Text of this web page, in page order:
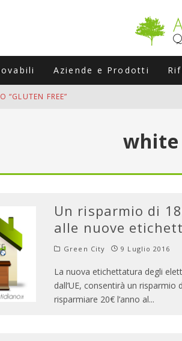
Aziende e Prodotti
“GLUTEN FREE”
400 COLLABORATORI STAGIONALI
white
Un risparmio di
alle nuove
Green City 9 Luglio 2016
La nuova etichettatura degli
dall’UE, consentirà un risparmio
risparmiare 20€ l’anno al...